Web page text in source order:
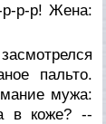
р-р-р! Жена:
пальто.
мужа:
в коже? --